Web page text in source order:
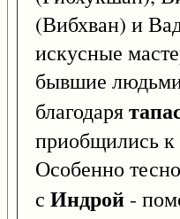
(Вибхван) и
искусные
бывшие
благодаря
приобщились к
Особенно
с Индрой -